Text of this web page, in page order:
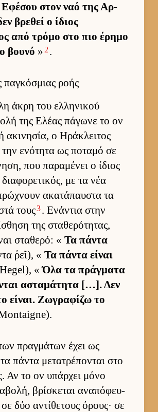
Εφέσου στον ναό της Αρ­
βρεθεί ο ίδιος
από τρόμο στο πιο έρημο
βουνό » 2 .
παγκόσμιας ροής
άκρη του ελ­ληνικού
της Ελέας πάγωνε το ον
ακινησία, ο Ηράκλει­τος
ενότητα ως ποταμό σε
που παραμένει ο ίδιος
με τα νέα
ακατάπαυ­στα τα
τους3. Ενάντια στην
της σταθερότητας,
σταθερό: « Τα πάντα
ῥεῖ), « Τα πάντα εί­ναι
«Όλα τα πράγ­ματα
ασταμάτητα […]. Δεν
εί­ναι. Ζωγραφίζω το
πραγ­μάτων έχει ως
πάντα μετατρέπονται στο
Αν το ον υπάρ­χει μόνο
βρίσκεται αναπόφευ­
δύο αντίθετους όρους· σε